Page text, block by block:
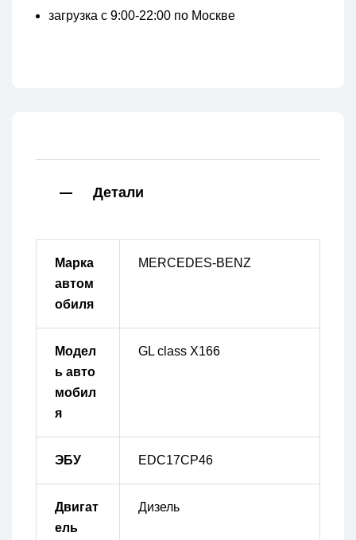
загрузка с 9:00-22:00 по Москве
Детали
Марка
автом
обиля
MERCEDES-BENZ
Модел
ь авто
мобил
я
GL class X166
ЭБУ EDC17CP46
Двигат
ель
Дизель